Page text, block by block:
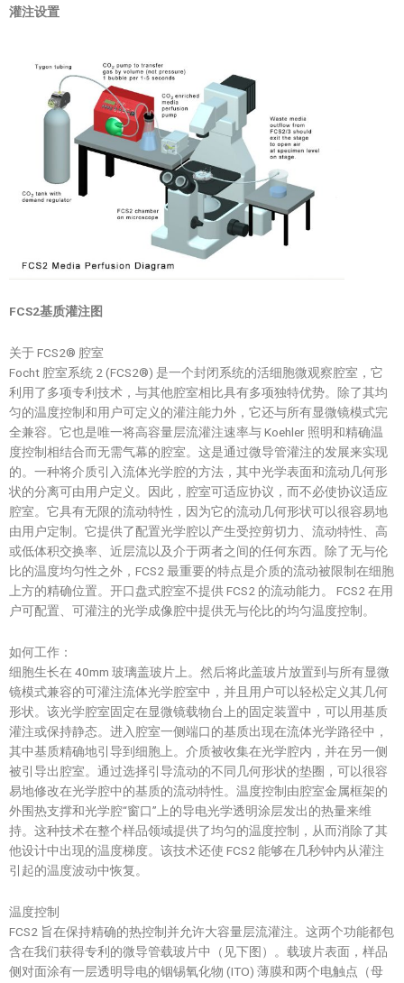
灌注设置
FCS2基质灌注图
关于 FCS2® 腔室
Focht 腔室系统 2 (FCS2®) 是一个封闭系统的活细胞微观察腔室，它
利用了多项专利技术，与其他腔室相比具有多项独特优势。除了其均
匀的温度控制和用户可定义的灌注能力外，它还与所有显微镜模式完
全兼容。它也是唯一将高容量层流灌注速率与 Koehler 照明和精确温
度控制相结合而无需气幕的腔室。这是通过微导管灌注的发展来实现
的。一种将介质引入流体光学腔的方法，其中光学表面和流动几何形
状的分离可由用户定义。因此，腔室可适应协议，而不必使协议适应
腔室。它具有无限的流动特性，因为它的流动几何形状可以很容易地
由用户定制。它提供了配置光学腔以产生受控剪切力、流动特性、高
或低体积交换率、近层流以及介于两者之间的任何东西。除了无与伦
比的温度均匀性之外，FCS2 最重要的特点是介质的流动被限制在细胞
上方的精确位置。开口盘式腔室不提供 FCS2 的流动能力。 FCS2 在用
户可配置、可灌注的光学成像腔中提供无与伦比的均匀温度控制。
如何工作：
细胞生长在 40mm 玻璃盖玻片上。然后将此盖玻片放置到与所有显微
镜模式兼容的可灌注流体光学腔室中，并且用户可以轻松定义其几何
形状。该光学腔室固定在显微镜载物台上的固定装置中，可以用基质
灌注或保持静态。进入腔室一侧端口的基质出现在流体光学路径中，
其中基质精确地引导到细胞上。介质被收集在光学腔内，并在另一侧
被引导出腔室。通过选择引导流动的不同几何形状的垫圈，可以很容
易地修改在光学腔中的基质的流动特性。温度控制由腔室金属框架的
外围热支撑和光学腔“窗口”上的导电光学透明涂层发出的热量来维
持。这种技术在整个样品领域提供了均匀的温度控制，从而消除了其
他设计中出现的温度梯度。该技术还使 FCS2 能够在几秒钟内从灌注
引起的温度波动中恢复。
温度控制
FCS2 旨在保持精确的热控制并允许大容量层流灌注。这两个功能都包
含在我们获得专利的微导管载玻片中（见下图）。载玻片表面，样品
侧对面涂有一层透明导电的铟锡氧化物 (ITO) 薄膜和两个电触点（母